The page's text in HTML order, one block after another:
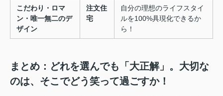
こだわり・ロマ
ン・唯一無二のデ
ザイン
注文住
宅
自分の理想のライフスタイ
ルを100%具現化できるか
ら！
まとめ：どれを選んでも「大正解」。大切な
のは、そこでどう笑って過ごすか！